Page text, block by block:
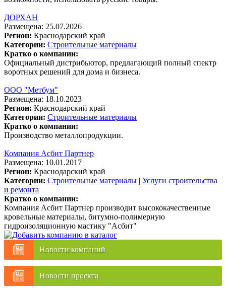
ДОРХАН
Размещена: 25.07.2026
Регион: Краснодарский край
Категории: Строительные материалы
Кратко о компании:
Официальный дистрибьютор, предлагающий полный спектр
воротных решений для дома и бизнеса.
ООО "Метбум"
Размещена: 18.10.2023
Регион: Краснодарский край
Категории: Строительные материалы
Кратко о компании:
Производство металлопродукции.
Компания Асбит Партнер
Размещена: 10.01.2017
Регион: Краснодарский край
Категории: Строительные материалы | Услуги строительства
и ремонта
Кратко о компании:
Компания Асбит Партнер производит высококачественные
кровельные материалы, битумно-полимерную
гидроизоляционную мастику "Асбит"
Новости компаний
Новости проекта